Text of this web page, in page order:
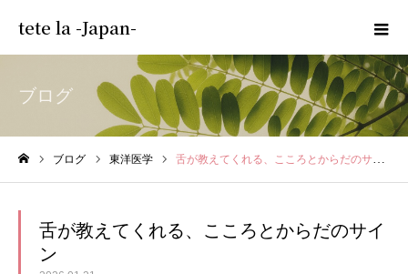
tete la -Japan-
ブログ
ブログ 東洋医学 舌が教えてくれる、こころとからだのサイン
舌が教えてくれる、こころとからだのサイ
ン